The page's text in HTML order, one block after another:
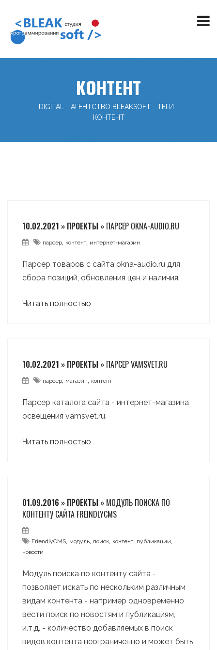
КОНТЕНТ
DIGITAL - АГЕНТСТВО BLEAKSOFT - ТЕГИ -
КОНТЕНТ
10.02.2021 » ПРОЕКТЫ » ПАРСЕР OKNA-AUDIO.RU
парсер, контент, интернет-магазин
Парсер товаров с сайта okna-audio.ru для
сбора позиций, обновления цен и наличия.
Читать полностью
10.02.2021 » ПРОЕКТЫ » ПАРСЕР VAMSVET.RU
парсер, магазин, контент
Парсер каталога сайта - интернет-магазина
освещения vamsvet.ru.
Читать полностью
01.09.2016 » ПРОЕКТЫ » МОДУЛЬ ПОИСКА ПО
КОНТЕНТУ САЙТА FREINDLYCMS
FriendlyCMS, модуль, поиск, контент, публикации,
новости
Модуль поиска по контенту сайта -
позволяет искать по нескольким различным
видам контента - например одновременно
вести поиск по новостям и публикациям,
и.т.д. - количество добавляемых в поиск
видов контента неограниченно и может быть